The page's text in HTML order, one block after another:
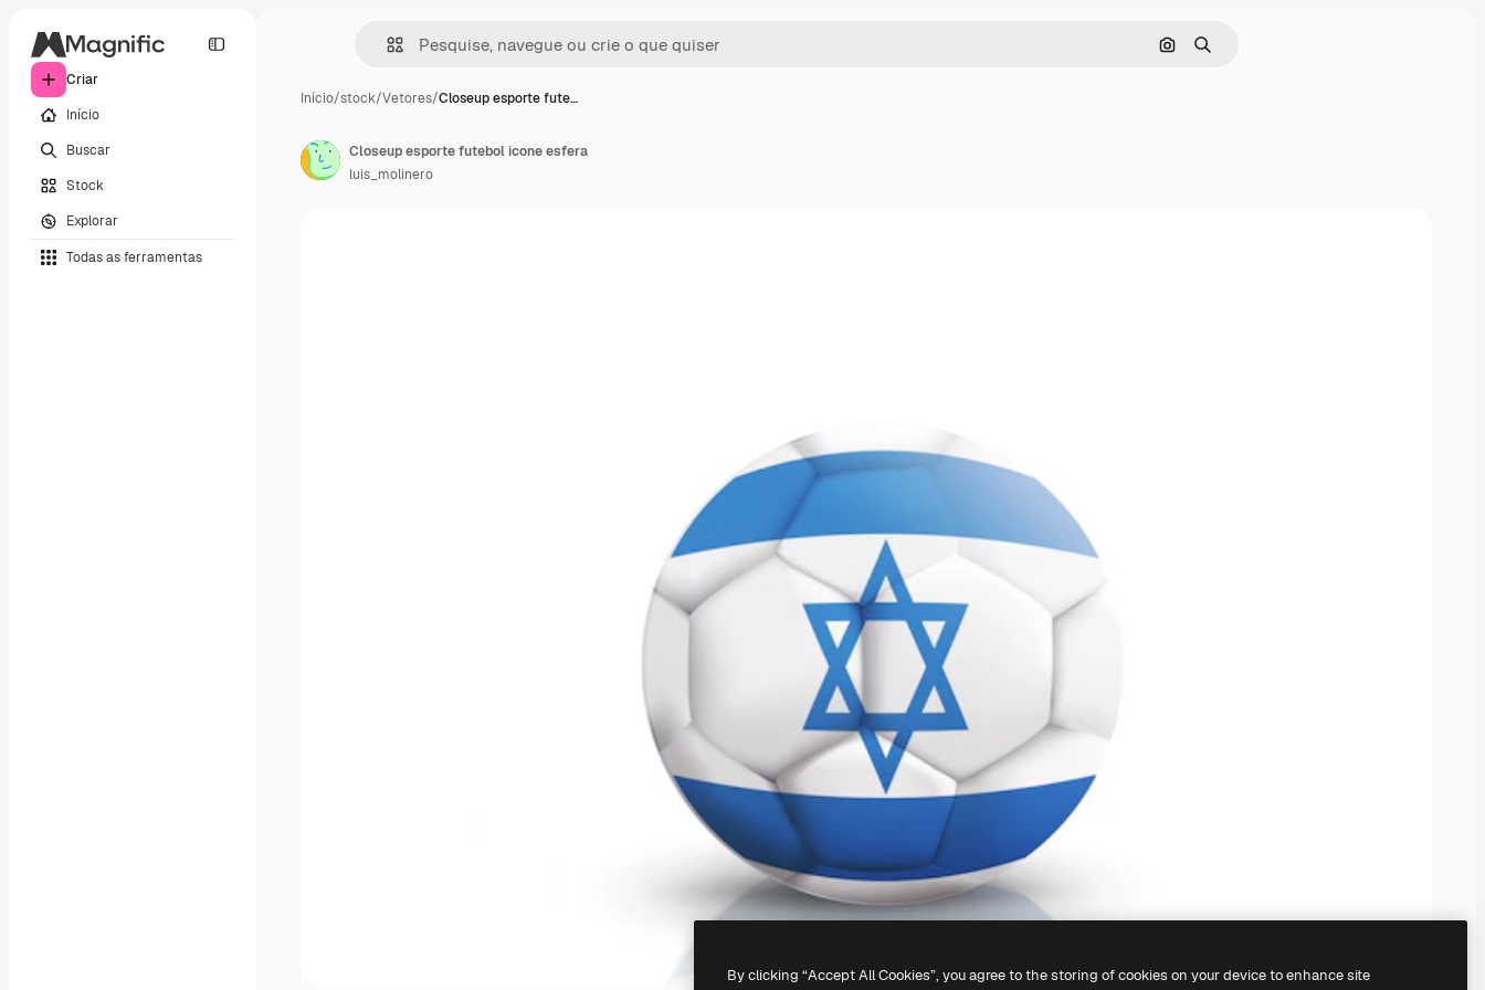
Criar
Início
Buscar
Stock
Explorar
Todas as ferramentas
Pesquisar por imagem
Buscar
Início/stock/Vetores/Closeup esporte fute…
Closeup esporte futebol ícone esfera
luis_molinero
By clicking “Accept All Cookies”, you agree to the storing of cookies on your device to enhance site